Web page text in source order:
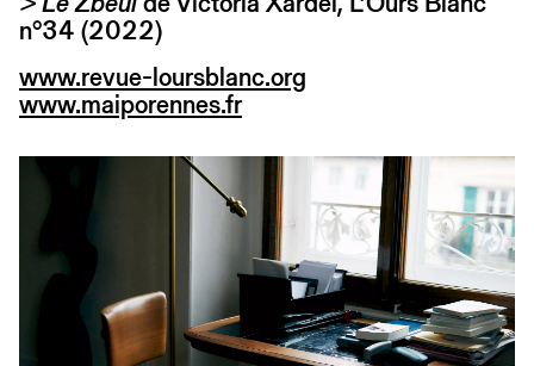
n°34 (2022)
www.revue-loursblanc.org
www.maiporennes.fr